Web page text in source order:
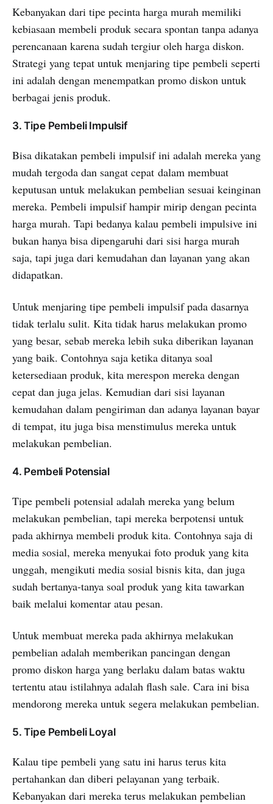
Kebanyakan dari tipe pecinta harga murah memiliki
kebiasaan membeli produk secara spontan tanpa adanya
perencanaan karena sudah tergiur oleh harga diskon.
Strategi yang tepat untuk menjaring tipe pembeli seperti
ini adalah dengan menempatkan promo diskon untuk
berbagai jenis produk.
3. Tipe Pembeli Impulsif
Bisa dikatakan pembeli impulsif ini adalah mereka yang
mudah tergoda dan sangat cepat dalam membuat
keputusan untuk melakukan pembelian sesuai keinginan
mereka. Pembeli impulsif hampir mirip dengan pecinta
harga murah. Tapi bedanya kalau pembeli impulsive ini
bukan hanya bisa dipengaruhi dari sisi harga murah
saja, tapi juga dari kemudahan dan layanan yang akan
didapatkan.
Untuk menjaring tipe pembeli impulsif pada dasarnya
tidak terlalu sulit. Kita tidak harus melakukan promo
yang besar, sebab mereka lebih suka diberikan layanan
yang baik. Contohnya saja ketika ditanya soal
ketersediaan produk, kita merespon mereka dengan
cepat dan juga jelas. Kemudian dari sisi layanan
kemudahan dalam pengiriman dan adanya layanan bayar
di tempat, itu juga bisa menstimulus mereka untuk
melakukan pembelian.
4. Pembeli Potensial
Tipe pembeli potensial adalah mereka yang belum
melakukan pembelian, tapi mereka berpotensi untuk
pada akhirnya membeli produk kita. Contohnya saja di
media sosial, mereka menyukai foto produk yang kita
unggah, mengikuti media sosial bisnis kita, dan juga
sudah bertanya-tanya soal produk yang kita tawarkan
baik melalui komentar atau pesan.
Untuk membuat mereka pada akhirnya melakukan
pembelian adalah memberikan pancingan dengan
promo diskon harga yang berlaku dalam batas waktu
tertentu atau istilahnya adalah flash sale. Cara ini bisa
mendorong mereka untuk segera melakukan pembelian.
5. Tipe Pembeli Loyal
Kalau tipe pembeli yang satu ini harus terus kita
pertahankan dan diberi pelayanan yang terbaik.
Kebanyakan dari mereka terus melakukan pembelian